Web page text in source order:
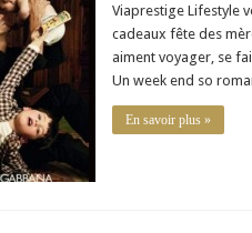
Viaprestige Lifestyle
cadeaux fête des
aiment voyager, se
Un week end so
En savoir plus »